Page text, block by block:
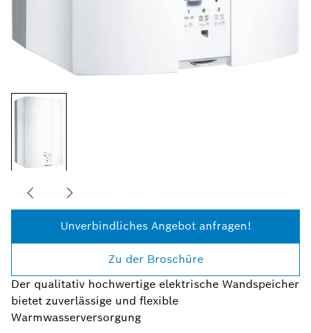
Unverbindliches Angebot anfragen!
Zu der Broschüre
Der qualitativ hochwertige elektrische Wandspeicher
bietet zuverlässige und flexible
Warmwasserversorgung